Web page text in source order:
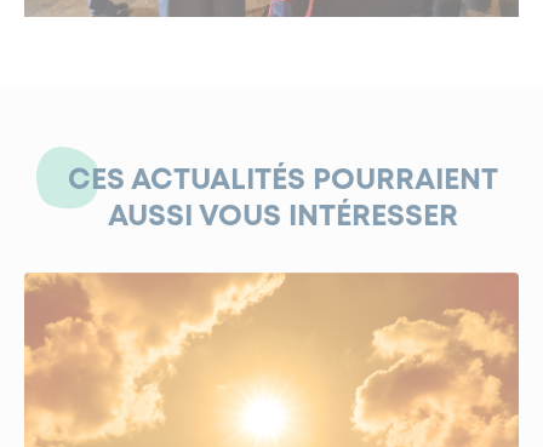
CES ACTUALITÉS POURRAIENT
AUSSI VOUS INTÉRESSER